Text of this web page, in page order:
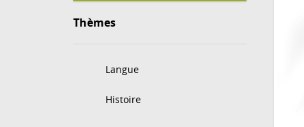
Thèmes
Langue
Histoire